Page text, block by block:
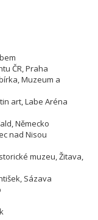
ČR, Praha
Muzeum a
art, Labe Aréna
Německo
nad Nisou
muzeu, Žitava,
Sázava